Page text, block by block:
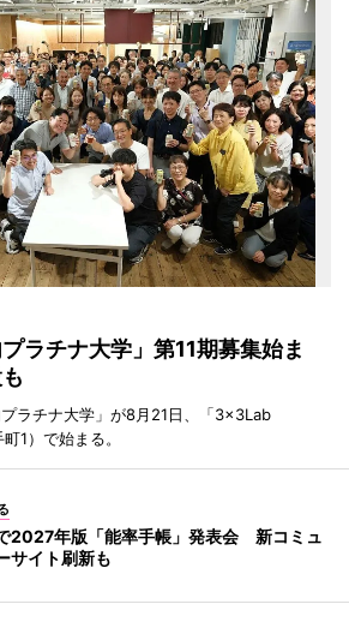
ラチナ大学」第11期募集始ま
ラチナ大学」が8月21日、「3×3Lab
1）で始まる。
2027年版「能率手帳」発表会 新コミュ
サイト刷新も